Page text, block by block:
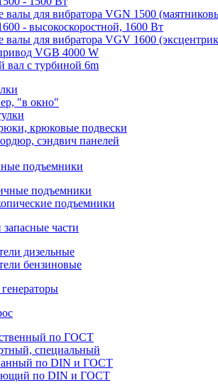
валы для вибратора VGN 1500
- высокоскоростной, 1600 Вт
валы для вибратора VGV 1600
VGB 4000 W
вал с турбиной 6m
"в окно"
крюковые подвески
сэндвич панелей
подъемники
подъемники
подъемники
части
дизельные
бензиновые
по ГОСТ
специальный
по DIN и ГОСТ
по DIN и ГОСТ